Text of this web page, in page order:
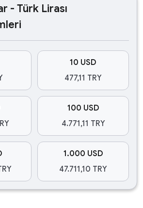
- Türk Lirası
10 USD
477,11 TRY
100 USD
4.771,11 TRY
1.000 USD
47.711,10 TRY